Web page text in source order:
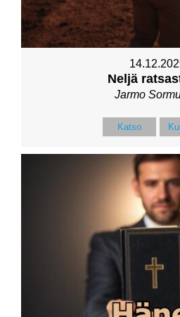
Neljä
Jarmo
Katso